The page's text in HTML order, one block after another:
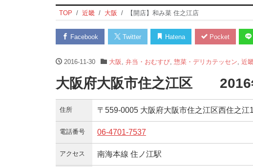
TOP 近畿 大阪 【開店】和み菜 住之江店
Facebook Twitter Hatena Pocket
2016-11-30 大阪 弁当・おむすび, 惣菜・デリカテッセン 近
大阪府大阪市住之江区 2016
住所 〒559-0005 大阪府大阪市住之江区西住之
電話番号 06-4701-7537
アクセス 南海本線 住ノ江駅